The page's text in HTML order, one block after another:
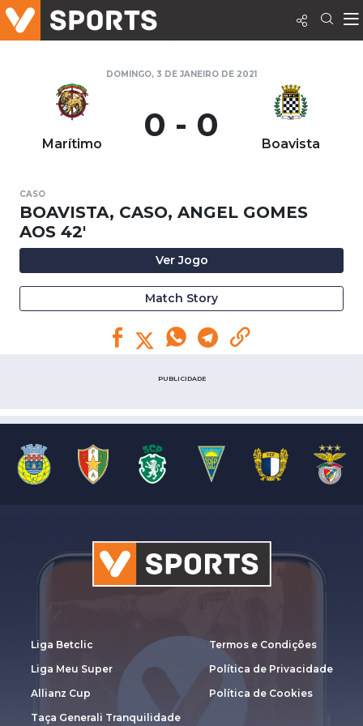
DOMINGO, 3 DE JANEIRO DE 2021
Marítimo 0 - 0 Boavista
CASO
BOAVISTA, CASO, ANGEL GOMES
AOS 42'
Ver Jogo
Match Story
PUBLICIDADE
Liga Betclic
Liga Meu Super
Allianz Cup
Taça Generali Tranquilidade
Termos e Condições
Política de Privacidade
Política de Cookies